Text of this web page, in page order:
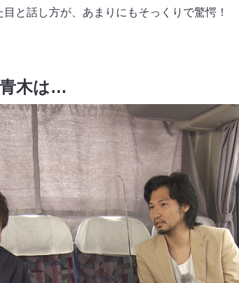
と話し方が、あまりにもそっくりで驚愕！
木は…